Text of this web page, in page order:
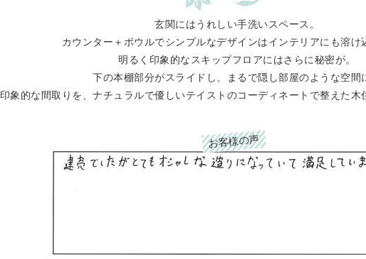
玄関にはうれしい手洗いスペース。
カウンター＋ボウルでシンプルなデザインはインテリアにも溶け
明るく印象的なスキップフロアにはさらに秘密が。
下の本棚部分がスライドし、まるで隠し部屋のような空間
印象的な間取りを、ナチュラルで優しいテイストのコーディネートで整えた木
お客様の声